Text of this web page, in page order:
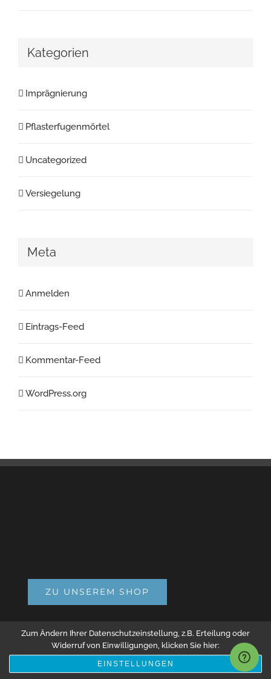
Kategorien
Imprägnierung
Pflasterfugenmörtel
Uncategorized
Versiegelung
Meta
Anmelden
Eintrags-Feed
Kommentar-Feed
WordPress.org
ZU UNSEREM SHOP
Der Erste Pflasterfugenmörtel der Dauerhaft
Wasserdurchlässig und Luftdurchlässig ist für
Zum Ändern Ihrer Datenschutzeinstellung, z.B. Erteilung oder
Widerruf von Einwilligungen, klicken Sie hier:
EINSTELLUNGEN